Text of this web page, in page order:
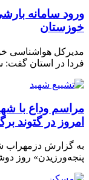
ورود سامانه
خوزستان
مدیرکل هواشناسی
فردا در استان گفت:
مراسم وداع با
امروز در گتوند
به گزارش دزمهراب
پنجه‌ورزیدن» روز دوشنبه ۲۴ دی ماه بر اثر تیراندازی